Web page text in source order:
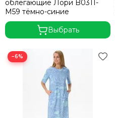
облегающие Лори B0311-
M59 тёмно-синие
Выбрать
−6%